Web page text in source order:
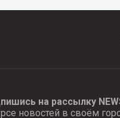
на рассылку
новостей в своём